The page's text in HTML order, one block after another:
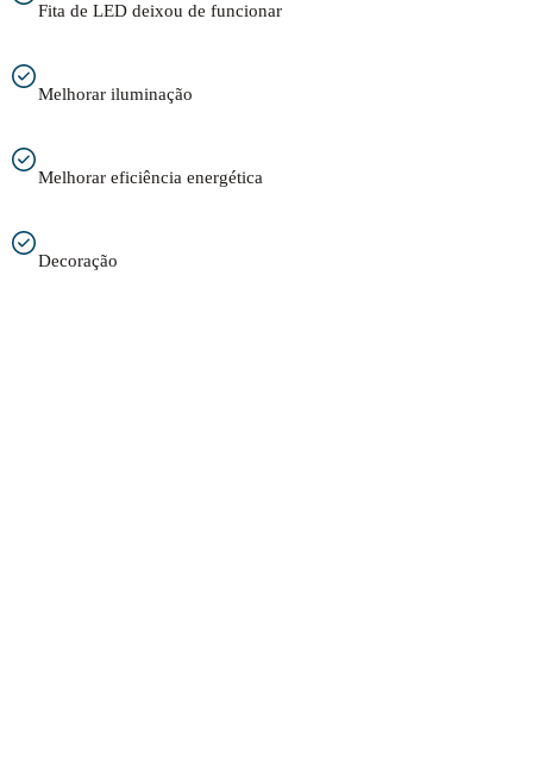
Fita de LED deixou de funcionar
Melhorar iluminação
Melhorar eficiência energética
Decoração